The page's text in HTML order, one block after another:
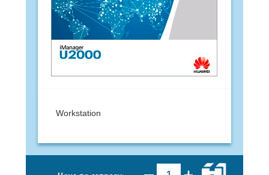
Workstation